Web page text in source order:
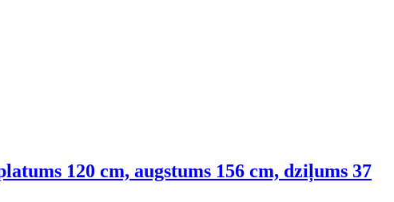
120 cm, augstums 156 cm, dziļums 37